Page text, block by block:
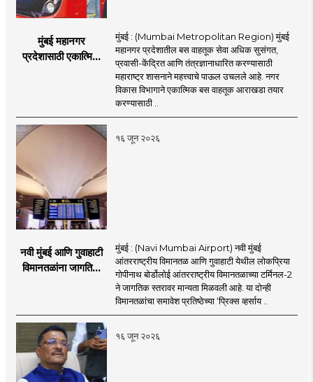
मुंबई महानगर
प्रदेशासाठी एकात्मिक
मुंबई : (Mumbai Metropolitan Region) मुंबई
महानगर प्रदेशातील बस वाहतूक सेवा अधिक सुसंगत,
प्रवासी-केंद्रित आणि तंत्रज्ञानाधारित करण्यासाठी
महाराष्ट्र शासनाने महत्त्वाचे पाऊल उचलले आहे. नगर
विकास विभागाने एकात्मिक बस वाहतूक आराखडा तयार
करण्यासाठी ..
१६ जून २०२६
नवी मुंबई आणि गुवाहाटी
विमानतळांना जागतिक
मुंबई : (Navi Mumbai Airport) नवी मुंबई
आंतरराष्ट्रीय विमानतळ आणि गुवाहाटी येथील लोकप्रिया
गोपीनाथ बोर्डोलोई आंतरराष्ट्रीय विमानतळाच्या टर्मिनल-2
ने जागतिक स्तरावर मान्यता मिळवली आहे. या दोन्ही
विमानतळांचा समावेश प्रतिष्ठेच्या ‘प्रिक्स व्हर्साय ..
१६ जून २०२६